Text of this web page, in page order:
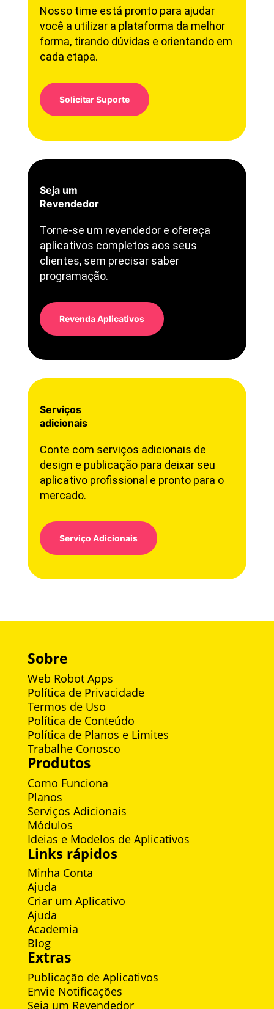
Nosso time está pronto para ajudar
você a utilizar a plataforma da melhor
forma, tirando dúvidas e orientando em
cada etapa.
Solicitar Suporte
Seja um
Revendedor
Torne-se um revendedor e ofereça
aplicativos completos aos seus
clientes, sem precisar saber
programação.
Revenda Aplicativos
Serviços
adicionais
Conte com serviços adicionais de
design e publicação para deixar seu
aplicativo profissional e pronto para o
mercado.
Serviço Adicionais
Sobre
Web Robot Apps
Política de Privacidade
Termos de Uso
Política de Conteúdo
Política de Planos e Limites
Trabalhe Conosco
Produtos
Como Funciona
Planos
Serviços Adicionais
Módulos
Ideias e Modelos de Aplicativos
Links rápidos
Minha Conta
Ajuda
Criar um Aplicativo
Ajuda
Academia
Blog
Extras
Publicação de Aplicativos
Envie Notificações
Seja um Revendedor